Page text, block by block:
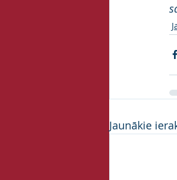
Jaunākie